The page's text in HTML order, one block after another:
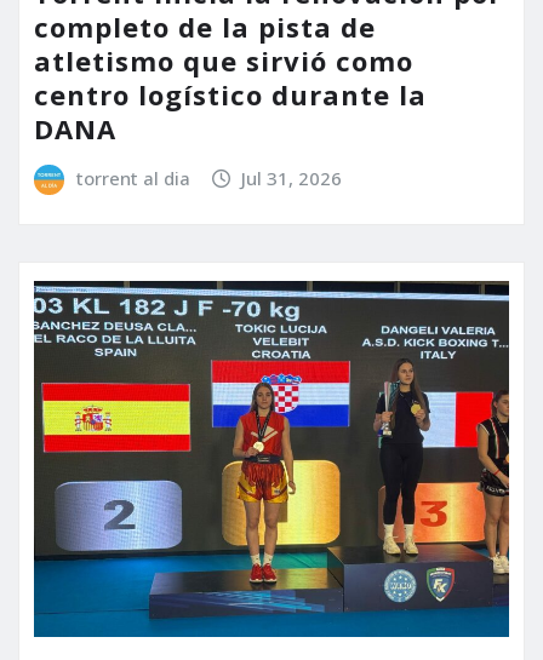
completo de la pista de
atletismo que sirvió como
centro logístico durante la
DANA
torrent al dia Jul 31, 2026